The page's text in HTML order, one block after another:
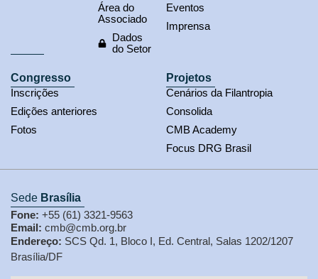
Área do
Associado
Dados
do Setor
Eventos
Imprensa
Congresso
Inscrições
Edições anteriores
Fotos
Projetos
Cenários da Filantropia
Consolida
CMB Academy
Focus DRG Brasil
Sede Brasília
Fone: +55 (61) 3321-9563
Email: cmb@cmb.org.br
Endereço: SCS Qd. 1, Bloco I, Ed. Central, Salas 1202/1207
Brasília/DF